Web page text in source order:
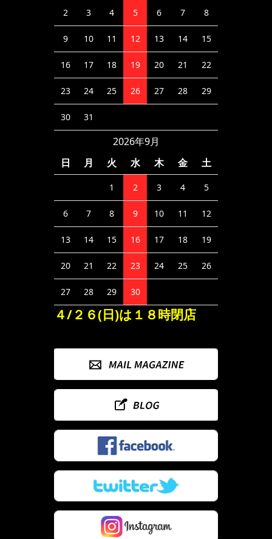
2 3 4 5 6 7 8
9 10 11 12 13 14 15
16 17 18 19 20 21 22
23 24 25 26 27 28 29
30 31
2026年9月
日
月 火 水 木 金 土
1 2 3 4 5
6 7 8 9 10 11 12
13 14 15 16 17 18 19
20 21 22 23 24 25 26
27 28 29 30
４/２６(日)は１８時閉店